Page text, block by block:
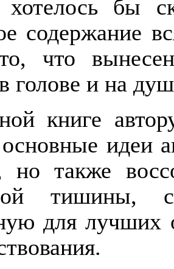
бы
содержание
что
голове и на
книге
идеи
но также
тишины,
для лучших